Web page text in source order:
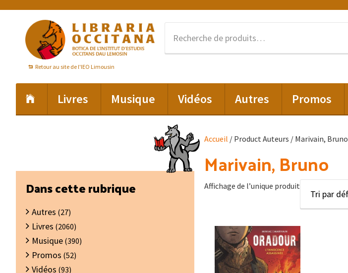
navigation
principale
contenu
principal
Retour au site de l'IEO Limousin
Livres Musique Vidéos Autres Promos
Accueil / Product Auteurs / Marivain, Bruno
Marivain, Bruno
Affichage de l’unique produit
Barre
latérale
principale
Dans cette rubrique
Autres (27)
Livres (2060)
Musique (390)
Promos (52)
Vidéos (93)